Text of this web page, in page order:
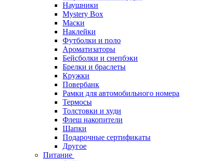
Наушники
Mystery Box
Маски
Наклейки
Футболки и поло
Ароматизаторы
Бейсболки и снепбэки
Брелки и браслеты
Кружки
Повербанк
Рамки для автомобильного номера
Термосы
Толстовки и худи
Флеш накопители
Шапки
Подарочные сертификаты
Другое
Питание